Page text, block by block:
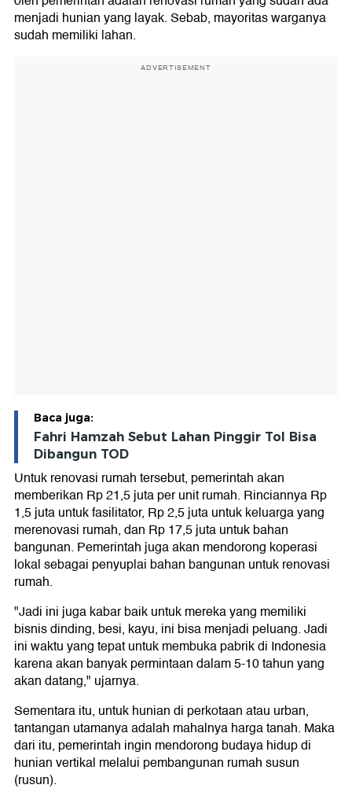
menjadi hunian yang layak. Sebab, mayoritas warganya
sudah memiliki lahan.
ADVERTISEMENT
Baca juga:
Fahri Hamzah Sebut Lahan Pinggir Tol Bisa
Dibangun TOD
Untuk renovasi rumah tersebut, pemerintah akan
memberikan Rp 21,5 juta per unit rumah. Rinciannya Rp
1,5 juta untuk fasilitator, Rp 2,5 juta untuk keluarga yang
merenovasi rumah, dan Rp 17,5 juta untuk bahan
bangunan. Pemerintah juga akan mendorong koperasi
lokal sebagai penyuplai bahan bangunan untuk renovasi
rumah.
"Jadi ini juga kabar baik untuk mereka yang memiliki
bisnis dinding, besi, kayu, ini bisa menjadi peluang. Jadi
ini waktu yang tepat untuk membuka pabrik di Indonesia
karena akan banyak permintaan dalam 5-10 tahun yang
akan datang," ujarnya.
Sementara itu, untuk hunian di perkotaan atau urban,
tantangan utamanya adalah mahalnya harga tanah. Maka
dari itu, pemerintah ingin mendorong budaya hidup di
hunian vertikal melalui pembangunan rumah susun
(rusun).